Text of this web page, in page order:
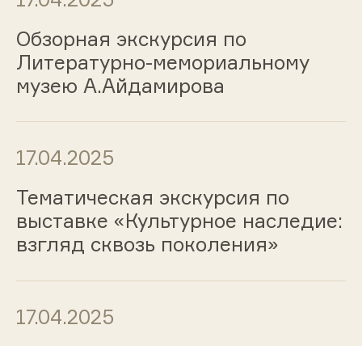
Обзорная экскурсия по
Литературно-мемориальному
музею А.Айдамирова
17.04.2025
Тематическая экскурсия по
выставке «Культурное наследие:
взгляд сквозь поколения»
17.04.2025